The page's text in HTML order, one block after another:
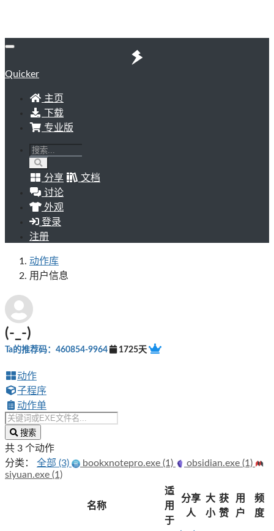
Quicker
主页
下载
专业版
分享
文档
讨论
外观
登录
注册
动作库
用户信息
(-_-)
Ta的推荐码：460854-9964 1725天
动作
子程序
动作单
搜索
共 3 个动作
分类：
全部 (3) bookxnotepro.exe (1)
obsidian.exe (1)
siyuan.exe (1)
名称
适
用
于
分享
人
大
小
获
赞
用
户
频
度